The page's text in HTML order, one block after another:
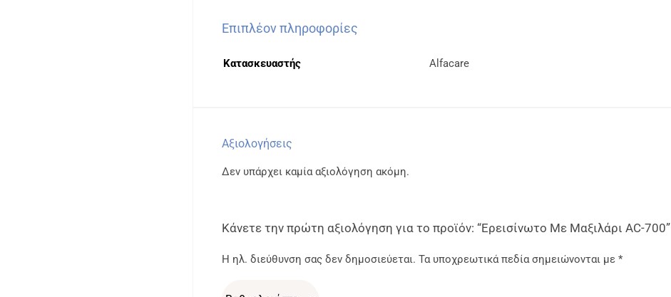
Επιπλέον πληροφορίες
Κατασκευαστής Alfacare
Αξιολογήσεις
Δεν υπάρχει καμία αξιολόγηση ακόμη.
Κάνετε την πρώτη αξιολόγηση για το προϊόν: “Ερεισίνωτο Με Μαξιλάρι AC-700”
Η ηλ. διεύθυνση σας δεν δημοσιεύεται. Τα υποχρεωτικά πεδία σημειώνονται με *